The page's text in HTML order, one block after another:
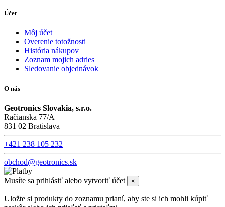
Účet
Môj účet
Overenie totožnosti
História nákupov
Zoznam mojich adries
Sledovanie objednávok
O nás
Geotronics Slovakia, s.r.o.
Račianska 77/A
831 02 Bratislava
+421 238 105 232
obchod@geotronics.sk
Musíte sa prihlásiť alebo vytvoriť účet ×
Uložte si produkty do zoznamu prianí, aby ste si ich mohli kúpiť